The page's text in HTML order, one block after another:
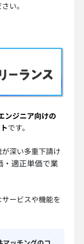
い。
ンジニア向けの
です。
深い多重下請け
・適正単価で業
ービスや機能を